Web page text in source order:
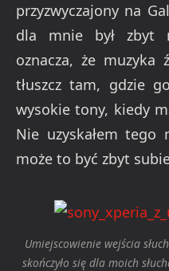
przyzwyczajony na
dla mnie był zbyt
oznacza, że muzyka
tłuszcz tam, gdzie
wysokie tony, kiedy
Nie uzyskałem
może to być zbyt
Umiejscowienie wejścia
skończyło się dla moich